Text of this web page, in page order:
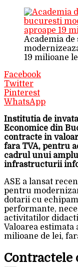
Academia
19 milioane
Facebook
Twitter
Pinterest
WhatsApp
Institutia de
Economice din
contracte in
fara TVA, pentru
cadrul unui
infrastructurii
ASE a lansat
pentru
dotarii cu
performante,
activitatilor
Valoarea estimata
milioane de lei,
Contractele